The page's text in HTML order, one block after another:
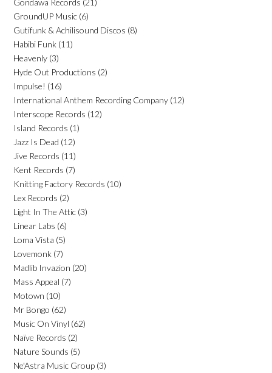
GroundUP Music (6)
Gutifunk & Achilisound Discos (8)
Habibi Funk (11)
Heavenly (3)
Hyde Out Productions (2)
Impulse! (16)
International Anthem Recording Company (12)
Interscope Records (12)
Island Records (1)
Jazz Is Dead (12)
Jive Records (11)
Kent Records (7)
Knitting Factory Records (10)
Lex Records (2)
Light In The Attic (3)
Linear Labs (6)
Loma Vista (5)
Lovemonk (7)
Madlib Invazion (20)
Mass Appeal (7)
Motown (10)
Mr Bongo (62)
Music On Vinyl (62)
Naïve Records (2)
Nature Sounds (5)
Ne'Astra Music Group (3)